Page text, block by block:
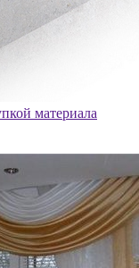
материала